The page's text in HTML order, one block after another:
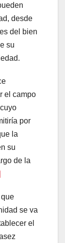
desde
del bien
su
el campo
por
la
su
de la
se va
el